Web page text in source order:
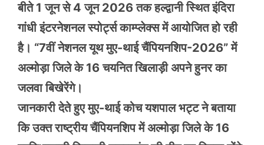
बीते 1 जून से 4 जून 2026 तक हल्द्वानी स्थित इंदिरा
गांधी इंटरनेशनल स्पोर्ट्स काम्प्लेक्स में आयोजित हो रही
है। “7वीं नेशनल यूथ मुए-थाई चैंपियनशिप-2026” में
अल्मोड़ा जिले के 16 चयनित खिलाड़ी अपने हुनर का
जलवा बिखेरेंगे।
जानकारी देते हुए मुए-थाई कोच यशपाल भट्ट ने बताया
कि उक्त राष्ट्रीय चैंपियनशिप में अल्मोड़ा जिले के 16